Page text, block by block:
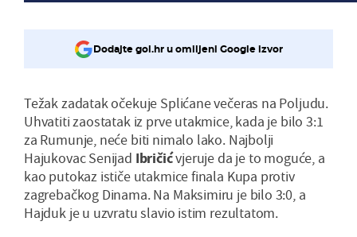
Dodajte gol.hr u omiljeni Google izvor
Težak zadatak očekuje Splićane večeras na Poljudu.
Uhvatiti zaostatak iz prve utakmice, kada je bilo 3:1
za Rumunje, neće biti nimalo lako. Najbolji
Hajukovac Senijad Ibričićvjeruje da je to moguće, a
kao putokaz ističe utakmice finala Kupa protiv
zagrebačkog Dinama. Na Maksimiru je bilo 3:0, a
Hajduk je u uzvratu slavio istim rezultatom.